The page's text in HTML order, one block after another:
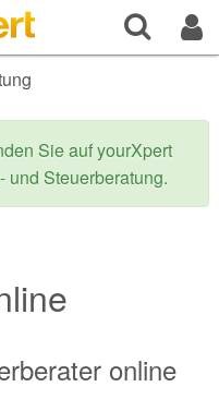
Sie auf yourXpert
und Steuerberatung.
online